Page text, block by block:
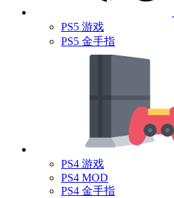
PS5 游戏
PS5 金手指
PS4 游戏
PS4 MOD
PS4 金手指